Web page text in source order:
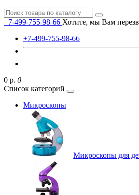
+7-499-755-98-66 Хотите, мы Вам
+7-499-755-98-66
0 р. 0
Список категорий
Микроскопы
Микроскопы для